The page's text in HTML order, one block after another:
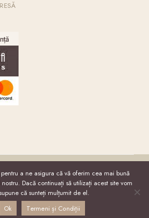
ResortCreated by Growwwise/Full
a ne asigura că vă oferim cea mai bună
nostru. Dacă continuați să utilizați acest site vom
că sunteți mulțumit de el.
Ok
Termeni și Condiții